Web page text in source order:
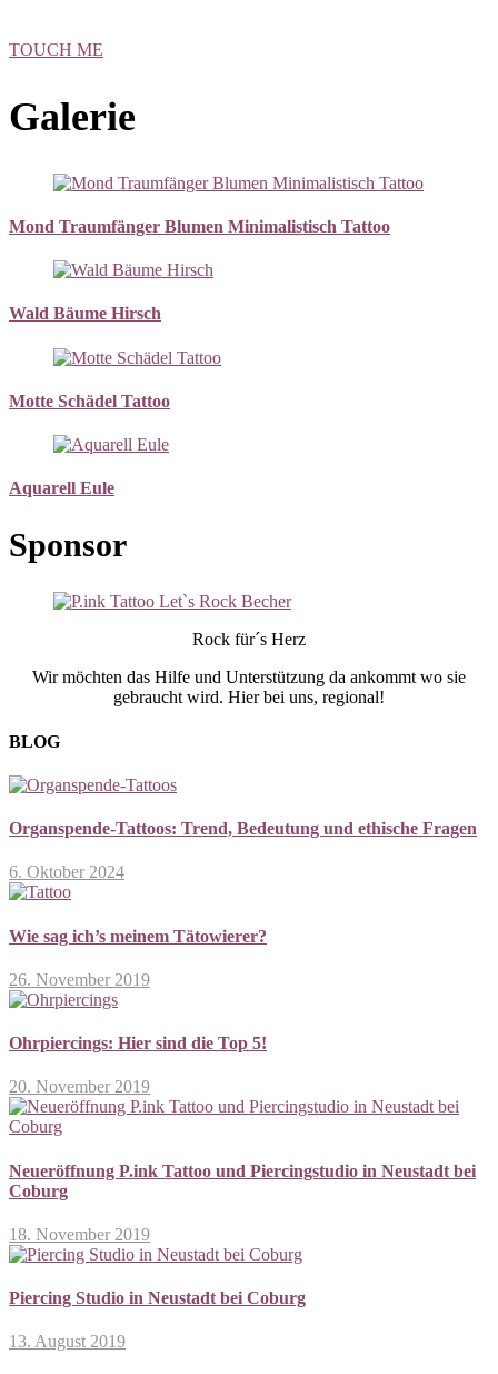
TOUCH ME
Galerie
Mond Traumfänger Blumen Minimalistisch Tattoo
Wald Bäume Hirsch
Motte Schädel Tattoo
Aquarell Eule
Sponsor
Rock für´s Herz
Wir möchten das Hilfe und Unterstützung da ankommt wo sie
gebraucht wird. Hier bei uns, regional!
BLOG
Organspende-Tattoos: Trend, Bedeutung und ethische Fragen
6. Oktober 2024
Wie sag ich’s meinem Tätowierer?
26. November 2019
Ohrpiercings: Hier sind die Top 5!
20. November 2019
Neueröffnung P.ink Tattoo und Piercingstudio in Neustadt bei
Coburg
18. November 2019
Piercing Studio in Neustadt bei Coburg
13. August 2019